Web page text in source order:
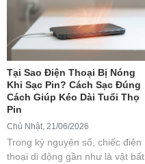
Tại Sao Điện Thoại Bị Nóng
Khi Sạc Pin? Cách Sạc Đúng
Cách Giúp Kéo Dài Tuổi Thọ
Pin
Chủ Nhật, 21/06/2026
Trong kỷ nguyên số, chiếc điện
thoại di động gần như là vật bất